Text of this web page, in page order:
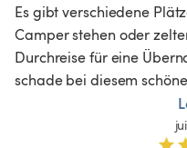
Es gibt verschiedene
Camper stehen oder
Durchreise für eine
schade bei diesem